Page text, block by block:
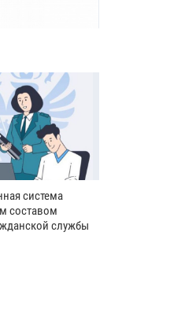
система
составом
службы